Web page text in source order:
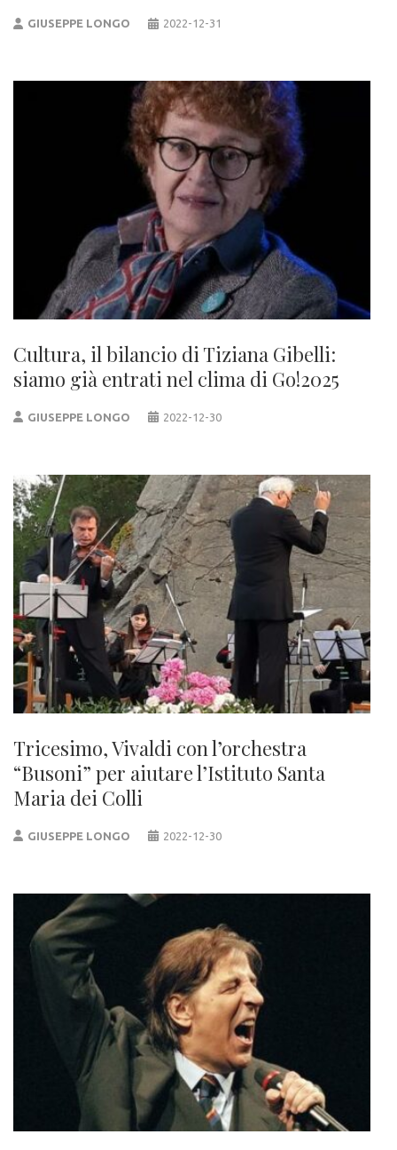
GIUSEPPE LONGO 2022-12-31
Cultura, il bilancio di Tiziana Gibelli:
siamo già entrati nel clima di Go!2025
GIUSEPPE LONGO 2022-12-30
Tricesimo, Vivaldi con l’orchestra
“Busoni” per aiutare l’Istituto Santa
Maria dei Colli
GIUSEPPE LONGO 2022-12-30